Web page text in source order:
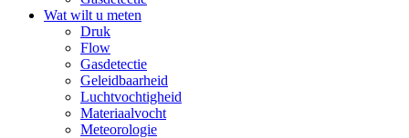
Wat wilt u meten
Druk
Flow
Gasdetectie
Geleidbaarheid
Luchtvochtigheid
Materiaalvocht
Meteorologie